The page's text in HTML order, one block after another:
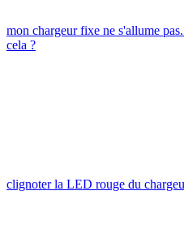
mon chargeur fixe ne s'allume
cela ?
clignoter la LED rouge du